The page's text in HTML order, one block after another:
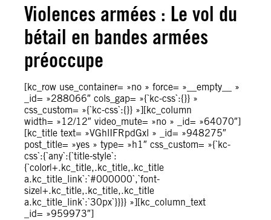
Violences armées : Le vol du
bétail en bandes armées
préoccupe
[kc_row use_container= »no » force= »__empty__ »
_id= »288066″ cols_gap= »{`kc-css`:{}} »
css_custom= »{`kc-css`:{}} »][kc_column
width= »12/12″ video_mute= »no » _id= »64070″]
[kc_title text= »VGhlIFRpdGxl » _id= »948275″
post_title= »yes » type= »h1″ css_custom= »{`kc-
css`:{`any`:{`title-style`:
{`color|+.kc_title,.kc_title,.kc_title
a.kc_title_link`:`#000000`,`font-
size|+.kc_title,.kc_title,.kc_title
a.kc_title_link`:`30px`}}}} »][kc_column_text
_id= »959973″]